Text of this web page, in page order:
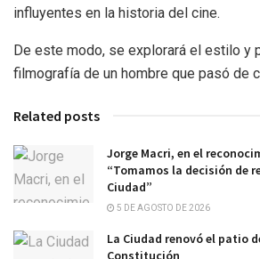
influyentes en la historia del cine.
De este modo, se explorará el estilo y
filmografía de un hombre que pasó de
Related posts
Jorge Macri, en el
“Tomamos la decisión de
Ciudad”
5 DE AGOSTO DE 2026
La Ciudad renovó el patio
Constitución